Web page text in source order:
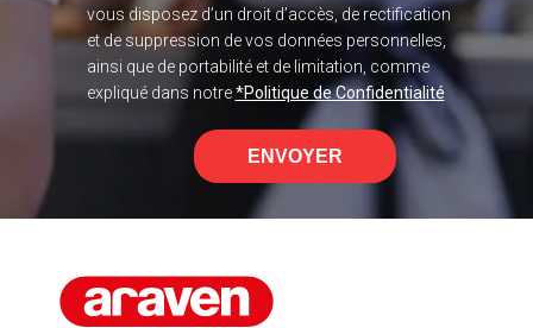
vous disposez d’un droit d’accès, de rectification
et de suppression de vos données personnelles,
ainsi que de portabilité et de limitation, comme
expliqué dans notre*Politique de Confidentialité
ENVOYER